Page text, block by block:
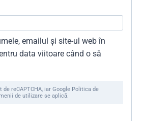
emailul și site-ul web în
data viitoare când o să
reCAPTCHA, iar Google Politica de
de utilizare se aplică.